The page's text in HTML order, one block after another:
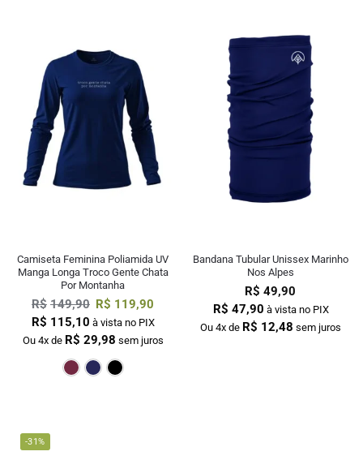
Camiseta Feminina Poliamida UV
Manga Longa Troco Gente Chata
Por Montanha
R$ 149,90 R$ 119,90
R$ 115,10 à vista no PIX
Ou 4x de R$ 29,98 sem juros
Bandana Tubular Unissex Marinho
Nos Alpes
R$ 49,90
R$ 47,90 à vista no PIX
Ou 4x de R$ 12,48 sem juros
-31%